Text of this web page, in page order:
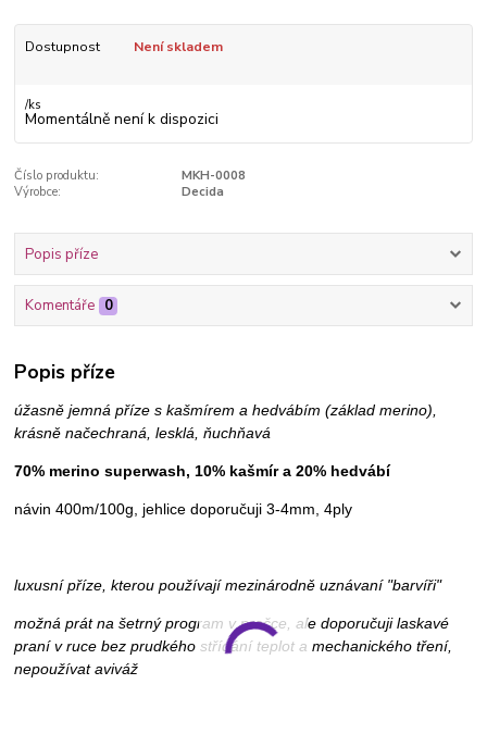
Dostupnost Není skladem
/ks
Momentálně není k dispozici
Číslo produktu:
MKH-0008
Výrobce:
Decida
Popis příze
Komentáře 0
Popis příze
úžasně jemná příze s kašmírem a hedvábím (základ merino),
krásně načechraná, lesklá, ňuchňavá
70% merino superwash, 10% kašmír a 20% hedvábí
návin 400m/100g, jehlice doporučuji 3-4mm, 4ply
luxusní příze, kterou používají mezinárodně uznávaní "barvíři"
možná prát na šetrný program v pračce, ale doporučuji laskavé
praní v ruce bez prudkého střídání teplot a mechanického tření,
nepoužívat aviváž